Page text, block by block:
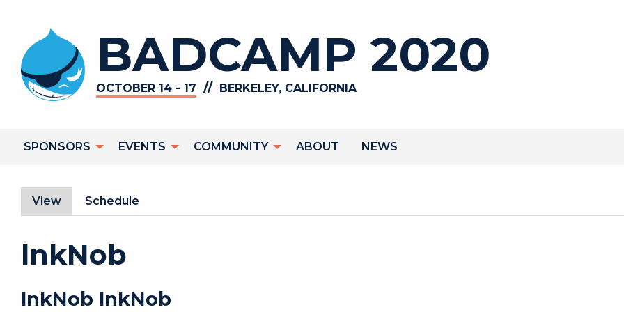
BADCAMP 2020
OCTOBER 14 - 17 // BERKELEY, CALIFORNIA
SPONSORS EVENTS COMMUNITY ABOUT NEWS
Primary tabs
View (active tab)
Schedule
lnkNob
lnkNob lnkNob